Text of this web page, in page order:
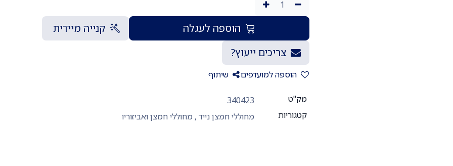
הוספה לעגלה
קנייה מיידית
צריכים ייעוץ?
הוספה למועדפים שיתוף
מק"ט
340423
קטגוריות
מחוללי חמצן נייד, מחוללי חמצן ואביזוריו